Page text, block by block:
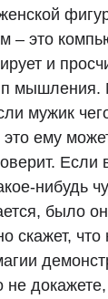
– это
и
мышления.
мужик
ему
Если
нибудь
было
скажет,
не